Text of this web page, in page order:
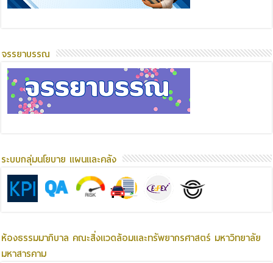
จรรยาบรรณ
ระบบกลุ่มนโยบาย แผนและคลัง
ห้องธรรมมาภิบาล คณะสิ่งแวดล้อมและทรัพยากรศาสตร์ มหาวิทยาลัย
มหาสารคาม